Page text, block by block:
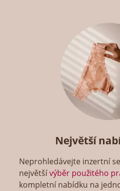
Největší
Neprohledávejte inzertní
největšívýběr použitého
kompletní nabídku na